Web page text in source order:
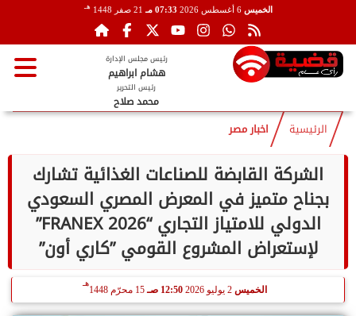
الخميس 6 أغسطس 2026 07:33 مـ 21 صفر 1448 هـ
رئيس مجلس الإدارة
هشام ابراهيم
رئيس التحرير
محمد صلاح
الرئيسية اخبار مصر
الشركة القابضة للصناعات الغذائية تشارك
بجناح متميز في المعرض المصري السعودي
الدولي للامتياز التجاري “FRANEX 2026”
لإستعراض المشروع القومي ”كاري أون”
الخميس 12:50 صـ 15 محرّم 1448
هـ